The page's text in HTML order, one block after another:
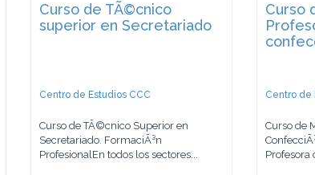
Curso de TÃ©cnico
superior en Secretariado
Centro de Estudios CCC
Curso de TÃ©cnico Superior en
Secretariado. FormaciÃ³n
ProfesionalEn todos los sectores...
Curso
Centro de
Curso de
Profesora